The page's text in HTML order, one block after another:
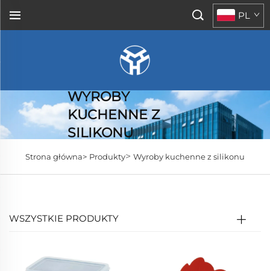
PL
WYROBY
KUCHENNE Z
SILIKONU
Strona główna> Produkty> Wyroby kuchenne z silikonu
WSZYSTKIE PRODUKTY